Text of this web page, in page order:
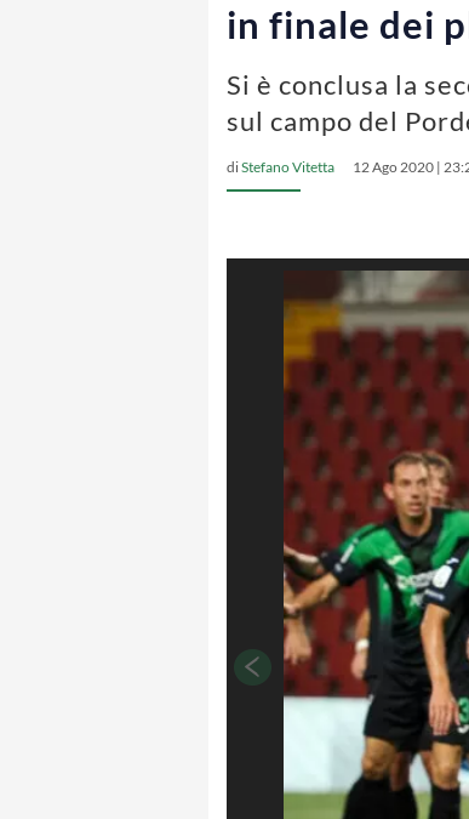
in finale dei
Si è conclusa la
sul campo del
diStefano Vitetta 12 Ago 2020 |